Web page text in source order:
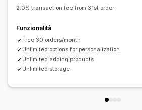
Gestione degli SKU
2.0% transaction fee from 31st order
Funzionalità
Free 30 orders/month
Unlimited options for personalization
Unlimited adding products
Unlimited storage